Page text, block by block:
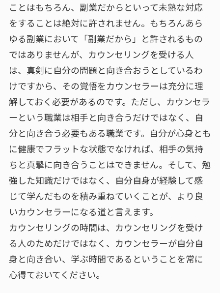
ことはもちろん、副業だからといって未熟な対応
をすることは絶対に許されません。もちろんあら
ゆる副業において「副業だから」と許されるもの
ではありませんが、カウンセリングを受ける人
は、真剣に自分の問題と向き合おうとしているわ
けですから、その覚悟をカウンセラーは充分に理
解しておく必要があるのです。ただし、カウンセラ
ーという職業は相手と向き合うだけではなく、自
分と向き合う必要もある職業です。自分が心身とも
に健康でフラットな状態でなければ、相手の気持
ちと真摯に向き合うことはできません。そして、勉
強した知識だけではなく、自分自身が経験して感
じて学んだものを積み重ねていくことが、より良
いカウンセラーになる道と言えます。
カウンセリングの時間は、カウンセリングを受け
る人のためだけではなく、カウンセラーが自分自
身と向き合い、学ぶ時間であるということを常に
心得ておいてください。